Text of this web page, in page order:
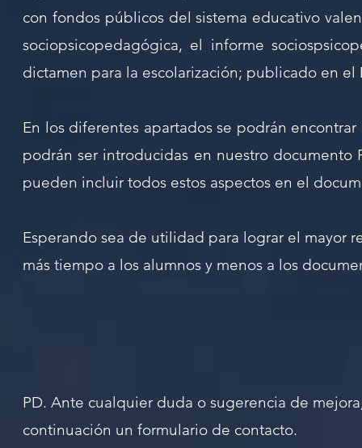
con fondos públicos del sistema educativo
sociopsicopedagógica, el informe
dictamen para la escolarización; publicado en
En los diferentes apartados se podrán
podrán ser introducidas en nuestro documento
pueden incluir todos estos aspectos en el
Esperando sea de utilidad para lograr el
más tiempo a los alumnos y menos a los
PD. Ante cualquier duda o sugerencia de
continuación un formulario de contacto.